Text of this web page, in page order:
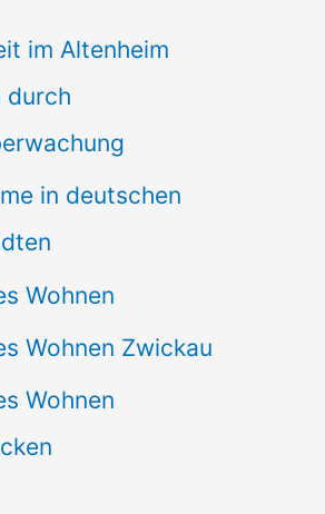
im Altenheim
durch
in deutschen
Wohnen
Wohnen Zwickau
Wohnen